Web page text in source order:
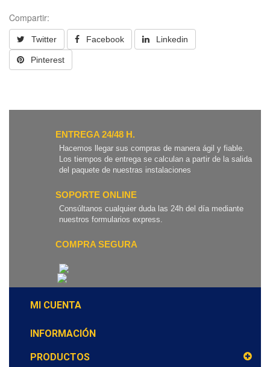
Compartir:
Twitter Facebook Linkedin
Pinterest
ENTREGA 24/48 H.
Hacemos llegar sus compras de manera ágil y fiable.
Los tiempos de entrega se calculan a partir de la salida
del paquete de nuestras instalaciones
SOPORTE ONLINE
Consúltanos cualquier duda las 24h del día mediante
nuestros formularios express.
COMPRA SEGURA
MI CUENTA
INFORMACIÓN
PRODUCTOS